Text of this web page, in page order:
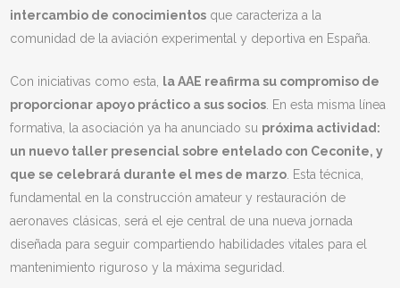
intercambio de conocimientos que caracteriza a la
comunidad de la aviación experimental y deportiva en España.
Con iniciativas como esta,
la AAE reafirma su compromiso de
proporcionar apoyo práctico a sus socios . En esta misma línea
formativa, la asociación ya ha anunciado su próxima actividad:
un nuevo taller presencial sobre entelado con Ceconite, y
que se celebrará durante el mes de marzo . Esta técnica,
fundamental en la construcción amateur y restauración de
aeronaves clásicas, será el eje central de una nueva jornada
diseñada para seguir compartiendo habilidades vitales para el
mantenimiento riguroso y la máxima seguridad.